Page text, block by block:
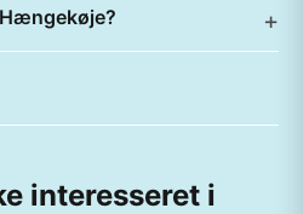
interesseret i